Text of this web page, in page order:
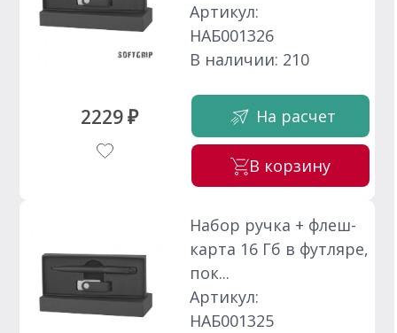
2229 ₽
Артикул:
НАБ001326
В наличии: 210
На расчет
В корзину
Набор ручка + флеш-
карта 16 Гб в футляре,
пок...
Артикул:
НАБ001325